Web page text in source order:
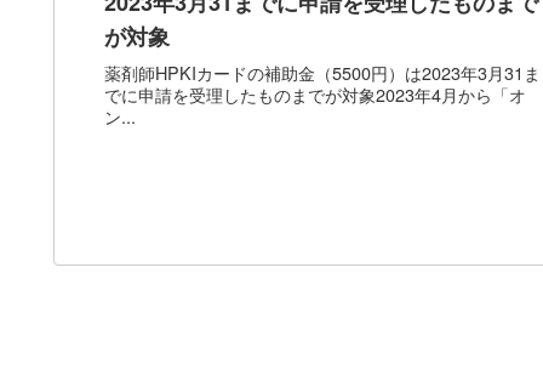
が対象
薬剤師HPKIカードの補助金（5500円）は2023年3月31ま
でに申請を受理したものまでが対象2023年4月から「オ
ン...